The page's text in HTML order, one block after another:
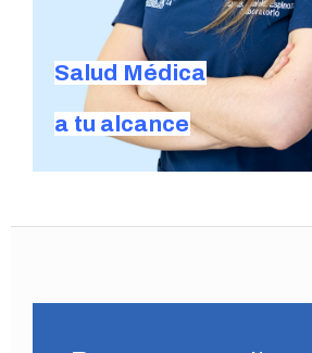
Salud Médica
a tu alcance